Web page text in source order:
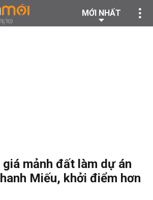
MỚI NHẤT
giá mảnh đất làm dự án
Miếu, khởi điểm hơn